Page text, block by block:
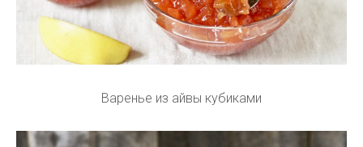
Варенье из айвы кубиками